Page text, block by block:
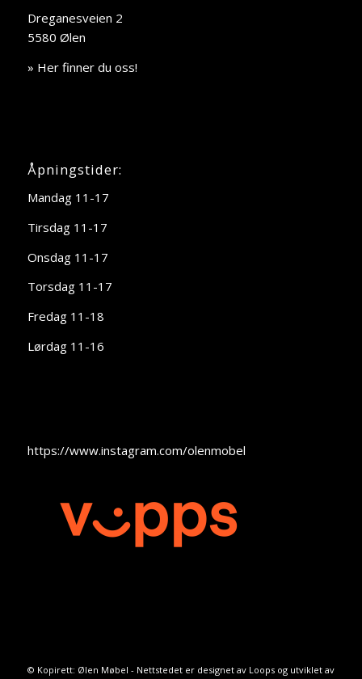
Dreganesveien 2
5580 Ølen
» Her finner du oss!
Åpningstider:
Mandag 11-17
Tirsdag 11-17
Onsdag 11-17
Torsdag 11-17
Fredag 11-18
Lørdag 11-16
https://www.instagram.com/olenmobel
© Kopirett: Ølen Møbel - Nettstedet er designet av Loopsog utviklet av